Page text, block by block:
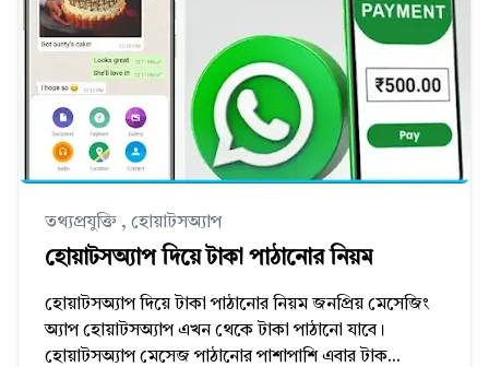
তথ্যপ্রযুক্তি , হোয়াটসঅ্যাপ
হোয়াটসঅ্যাপ দিয়ে টাকা পাঠানোর নিয়ম
হোয়াটসঅ্যাপ দিয়ে টাকা পাঠানোর নিয়ম জনপ্রিয় মেসেজিং
অ্যাপ হোয়াটসঅ্যাপ এখন থেকে টাকা পাঠানো যাবে।
হোয়াটসঅ্যাপ মেসেজ পাঠানোর পাশাপাশি এবার টাক...